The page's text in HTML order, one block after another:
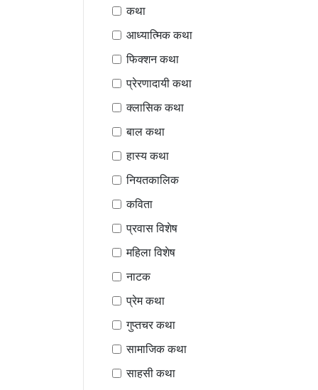
कथा
आध्यात्मिक कथा
फिक्शन कथा
प्रेरणादायी कथा
क्लासिक कथा
बाल कथा
हास्य कथा
नियतकालिक
कविता
प्रवास विशेष
महिला विशेष
नाटक
प्रेम कथा
गुप्तचर कथा
सामाजिक कथा
साहसी कथा